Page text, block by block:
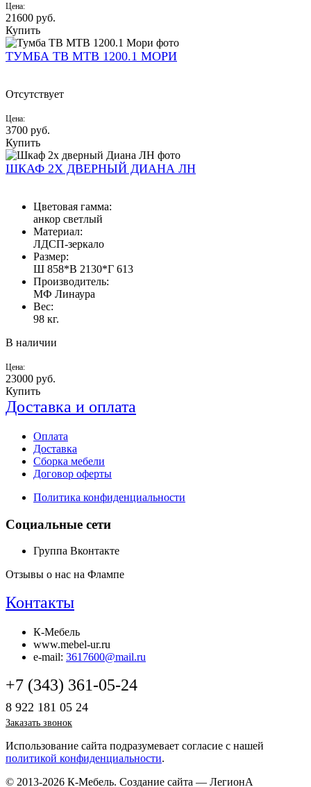
Цена:
21600 руб.
Купить
ТУМБА ТВ МТВ 1200.1 МОРИ
Отсутствует
Цена:
3700 руб.
Купить
ШКАФ 2Х ДВЕРНЫЙ ДИАНА ЛН
Цветовая гамма:
анкор светлый
Материал:
ЛДСП-зеркало
Размер:
Ш 858*В 2130*Г 613
Производитель:
МФ Линаура
Вес:
98 кг.
В наличии
Цена:
23000 руб.
Купить
Доставка и оплата
Оплата
Доставка
Сборка мебели
Договор оферты
Политика конфиденциальности
Социальные сети
Группа Вконтакте
Отзывы о нас на Флампе
Контакты
К-Мебель
www.mebel-ur.ru
e-mail: 3617600@mail.ru
+7 (343) 361-05-24
8 922 181 05 24
Заказать звонок
Использование сайта подразумевает согласие с нашей
политикой конфиденциальности.
© 2013-2026 К-Мебель. Создание сайта — ЛегионА